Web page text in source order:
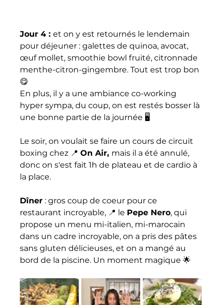
Jour 4 : et on y est retournés le lendemain
pour déjeuner : galettes de quinoa, avocat,
œuf mollet, smoothie bowl fruité, citronnade
menthe-citron-gingembre. Tout est trop bon
😋
En plus, il y a une ambiance co-working
hyper sympa, du coup, on est restés bosser là
une bonne partie de la journée 🖥
Le soir, on voulait se faire un cours de circuit
boxing chez 📍 On Air, mais il a été annulé,
donc on s'est fait 1h de plateau et de cardio à
la place.
Dîner : gros coup de coeur pour ce
restaurant incroyable, 📍 le Pepe Nero, qui
propose un menu mi-italien, mi-marocain
dans un cadre incroyable, on a pris des pâtes
sans gluten délicieuses, et on a mangé au
bord de la piscine. Un moment magique 🌟